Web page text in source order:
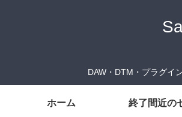
DAW・DTM・プラグイ
ホーム 終了間近の